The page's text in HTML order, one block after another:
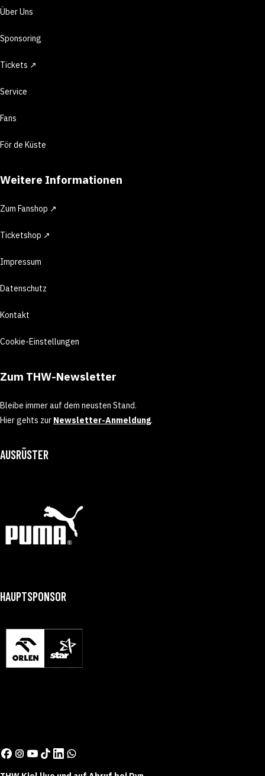
Über Uns
Sponsoring
Tickets ↗
Service
Fans
För de Küste
Weitere Informationen
Zum Fanshop ↗
Ticketshop ↗
Impressum
Datenschutz
Kontakt
Cookie-Einstellungen
Zum THW-Newsletter
Bleibe immer auf dem neusten Stand.
Hier gehts zur Newsletter-Anmeldung.
AUSRÜSTER
HAUPTSPONSOR